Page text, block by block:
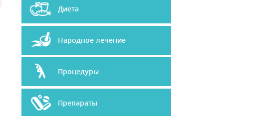
Диета
Народное лечение
Процедуры
Препараты